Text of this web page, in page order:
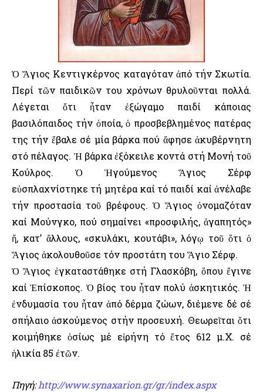
Ὁ Ἅγιος Κεντιγκέρνος καταγόταν ἀπό τήν Σκωτία.
Περί τῶν παιδικῶν του χρόνων θρυλοῦνται πολλά.
Λέγεται ὅτι ἦταν ἐξώγαμο παιδί κάποιας
βασιλόπαιδος τήν ὁποία, ὁ προσβεβλημένος πατέρας
της τήν ἔβαλε σέ μία βάρκα πού ἄφησε ἀκυβέρνητη
στό πέλαγος. Ἡ βάρκα ἐξόκειλε κοντά στή Μονή τοῦ
Κούλρος. Ὁ Ἡγούμενος Ἅγιος Σέρφ
εὐσπλαχνίστηκε τή μητέρα καί τό παιδί καί ἀνέλαβε
τήν προστασία τοῦ βρέφους. Ὁ Ἅγιος ὀνομαζόταν
καί Μούνγκο, πού σημαίνει «προσφιλής, ἀγαπητός»
ἤ, κατ’ ἄλλους, «σκυλάκι, κουτάβι», λόγῳ τοῦ ὅτι ὁ
Ἅγιος ἀκολουθοῦσε τόν προστάτη του Ἅγιο Σέρφ.
Ὁ Ἅγιος ἐγκαταστάθηκε στή Γλασκόβη, ὅπου ἔγινε
καί Ἐπίσκοπος. Ὁ βίος του ἦταν πολύ ἀσκητικός. Ἡ
ἐνδυμασία του ἦταν ἀπό δέρμα ζώων, διέμενε δέ σέ
σπήλαιο ἀσκούμενος στήν προσευχή. Θεωρεῖται ὅτι
κοιμήθηκε ὁσίως μέ εἰρήνη τό ἔτος 612 μ.Χ. σέ
ἡλικία 85 ἐτῶν.
Πηγή:http://www.synaxarion.gr/gr/index.aspx